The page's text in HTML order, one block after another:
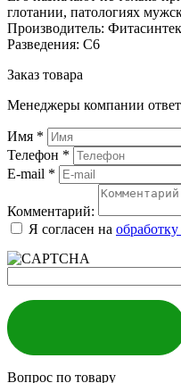
глотании, патологиях
Производитель:
Разведения: С6
Заказ товара
Менеджеры компании
Имя *
Телефон *
E-mail *
Комментарий:
Я согласен на
Вопрос по товару